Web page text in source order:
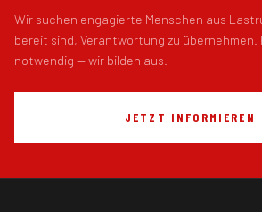
Wir suchen engagierte Menschen aus
bereit sind, Verantwortung zu übernehmen.
notwendig — wir bilden aus.
JETZT INFORMIEREN